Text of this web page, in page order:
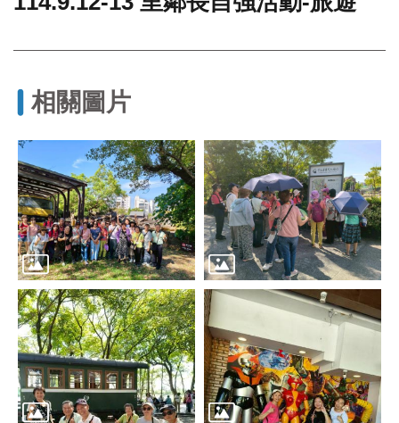
門
整
統
文
化
局
文
化
資
產
臺
北
市
區
里
界
相關圖片